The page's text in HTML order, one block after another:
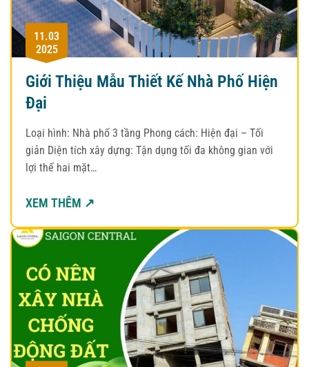
11.03
2025
Giới Thiệu Mẫu Thiết Kế Nhà Phố Hiện
Đại
Loại hình: Nhà phố 3 tầng Phong cách: Hiện đại – Tối
giản Diện tích xây dựng: Tận dụng tối đa không gian với
lợi thế hai mặt…
XEM THÊM ↗